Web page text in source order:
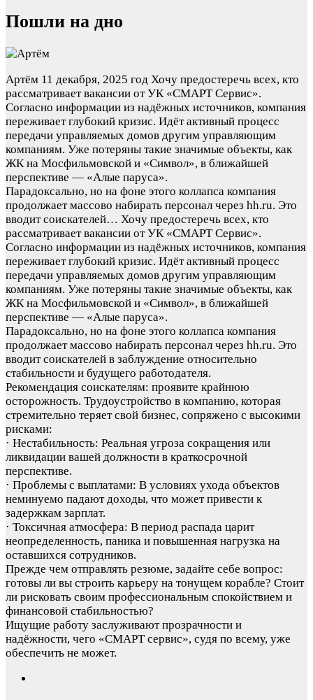
Пошли на дно
Артём 11 декабря, 2025 год Хочу предостеречь всех, кто
рассматривает вакансии от УК «СМАРТ Сервис».
Согласно информации из надёжных источников, компания
переживает глубокий кризис. Идёт активный процесс
передачи управляемых домов другим управляющим
компаниям. Уже потеряны такие значимые объекты, как
ЖК на Мосфильмовской и «Символ», в ближайшей
перспективе — «Алые паруса».
Парадоксально, но на фоне этого коллапса компания
продолжает массово набирать персонал через hh.ru. Это
вводит соискателей… Хочу предостеречь всех, кто
рассматривает вакансии от УК «СМАРТ Сервис».
Согласно информации из надёжных источников, компания
переживает глубокий кризис. Идёт активный процесс
передачи управляемых домов другим управляющим
компаниям. Уже потеряны такие значимые объекты, как
ЖК на Мосфильмовской и «Символ», в ближайшей
перспективе — «Алые паруса».
Парадоксально, но на фоне этого коллапса компания
продолжает массово набирать персонал через hh.ru. Это
вводит соискателей в заблуждение относительно
стабильности и будущего работодателя.
Рекомендация соискателям: проявите крайнюю
осторожность. Трудоустройство в компанию, которая
стремительно теряет свой бизнес, сопряжено с высокими
рисками:
· Нестабильность: Реальная угроза сокращения или
ликвидации вашей должности в краткосрочной
перспективе.
· Проблемы с выплатами: В условиях ухода объектов
неминуемо падают доходы, что может привести к
задержкам зарплат.
· Токсичная атмосфера: В период распада царит
неопределенность, паника и повышенная нагрузка на
оставшихся сотрудников.
Прежде чем отправлять резюме, задайте себе вопрос:
готовы ли вы строить карьеру на тонущем корабле? Стоит
ли рисковать своим профессиональным спокойствием и
финансовой стабильностью?
Ищущие работу заслуживают прозрачности и
надёжности, чего «СМАРТ сервис», судя по всему, уже
обеспечить не может.